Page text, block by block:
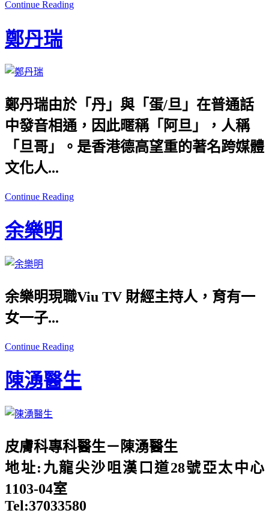
Continue Reading
鄭丹瑞
鄭丹瑞由於「丹」與「蛋/旦」在普通話
中發音相通，因此暱稱「阿旦」，人稱
「旦哥」。是香港德高望重的著名跨媒體
文化人...
Continue Reading
余樂明
余樂明現職Viu TV 財經主持人，育有一
女一子...
Continue Reading
陳湧醫生
皮膚科專科醫生－陳湧醫生
地址:九龍尖沙咀漢口道28號亞太中心
1103-04室
Tel:37033580